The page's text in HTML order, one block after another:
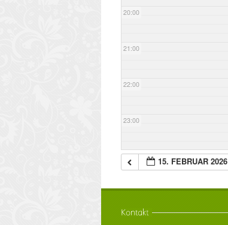
20:00
21:00
22:00
23:00
15. FEBRUAR 2026